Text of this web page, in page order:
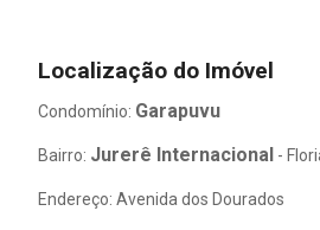
Localização do Imóvel
Condomínio: Garapuvu
Bairro: Jurerê Internacional -
Endereço: Avenida dos Dourados